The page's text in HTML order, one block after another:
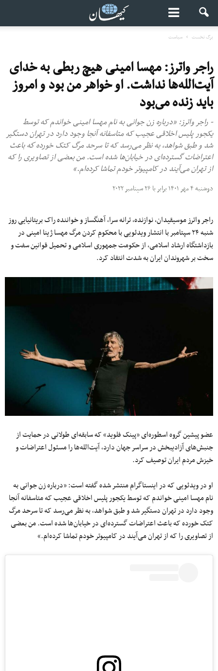
برگ نخست سیاست
راجر واترز: مهسا امینی هیچ ربطی به خدای
آیت‌الله‌ها نداشت. او خواهر من بود و امروز
باید زنده مى‌بود
- راجر واترز: «درباره زن جوانی به نام مهسا امینی خواندم که توسط
یکجور پلیس اخلاقی عجیب که متاسفانه آنجا وجود دارد در تهران دستگیر
شد و طبق شواهد، به نظر می‌رسد که تا سرحد مرگ کتک خورده كه باعث
اعتراضات گسترده‌ای در خیابان‌ها شده است. من بعضی از تصاویری را که
از تهران می‌آیند در کامپیوتر خودم تماشا کرده‌ام.»
دوشنبه ۴ مهر ۱۴۰۱ برابر با ۲۶ سپتامبر ۲۰۲۲
راجر واترز موسیقیدان، نوازنده، ترانه سرا، آهنگساز و خواننده راک بریتانیایی روز
شنبه ۲۴ سپتامبر با انتشار ویدئویی با محکوم کردن مرگ مهسا ژینا امینى در
بازداشتگاه ارشاد اسلامی، از حکومت جمهوری اسلامی و تحمیل قوانین سفت و
سخت بر شهروندان ایران به‌ شدت انتقاد کرد.
عضو پیشین گروه اسطوره‌ای «پینک فلوید» که سابقه‌ای طولانی در حمایت از
جنبش‌های آزادیبخش در سراسر جهان دارد، آیت‌الله‌ها را مسئول اعتراضات و
خیزش مردم ایران توصیف کرد.
او در ویدئویی که در اینستاگرام منتشر شده گفته است: «درباره زن جوانی به
نام مهسا امینی خواندم که توسط یکجور پلیس اخلاقی عجیب که متاسفانه آنجا
وجود دارد در تهران دستگیر شد و طبق شواهد، به نظر می‌رسد که تا سرحد مرگ
کتک خورده که باعث اعتراضات گسترده‌ای در خیابان‌ها شده است. من بعضی
از تصاویری را که از تهران می‌آیند در کامپیوتر خودم تماشا کرده‌ام.»